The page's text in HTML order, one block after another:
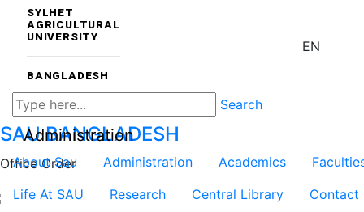
SYLHET
AGRICULTURAL
UNIVERSITY
BANGLADESH
EN
Search
SAUBANGLADESH
About Sau Administration Academics
Life At SAU
Research Central Library Contact
Administration
Office Order